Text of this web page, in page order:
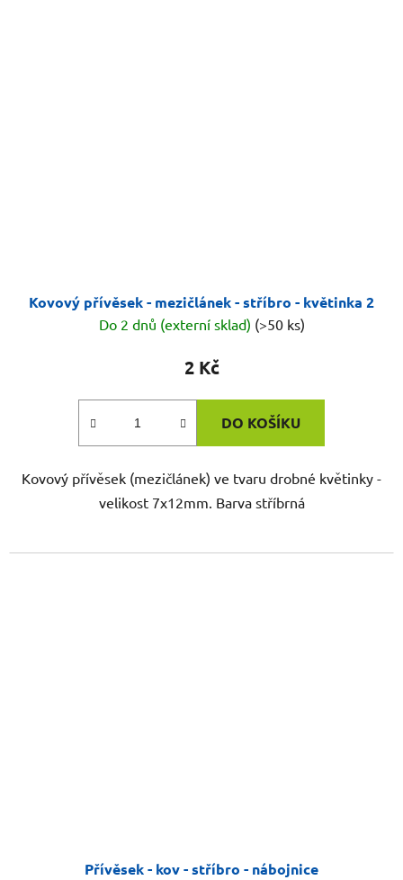
Kovový přívěsek - mezičlánek - stříbro - květinka 2
Do 2 dnů (externí sklad) (>50 ks)
2 Kč
DO KOŠÍKU
Kovový přívěsek (mezičlánek) ve tvaru drobné květinky -
velikost 7x12mm. Barva stříbrná
Přívěsek - kov - stříbro - nábojnice